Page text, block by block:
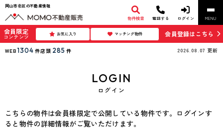
岡山市北区の不動産情報
物件検索 電話する ログイン MENU
会員限定
コンテンツ お気に入り マッチング物件 会員登録はこちら
WEB 1304 件店頭 285 件 2026.08.07 更新
LOGIN
ログイン
こちらの物件は会員様限定で公開している物件です。ログインす
ると物件の詳細情報がご覧いただけます。